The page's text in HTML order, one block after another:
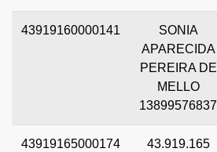
43919160000141
SONIA
APARECIDA
PEREIRA DE
MELLO
13899576837
43919165000174
43.919.165